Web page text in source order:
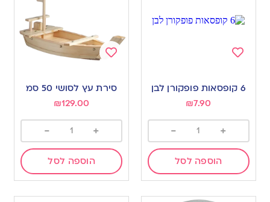
to
wishlist
6 קופסאות פופקורן לבן
₪7.90
+
-
הוספה לסל
to
סירת עץ לסושי 50 סמ
₪129.00
+
-
הוספה לסל